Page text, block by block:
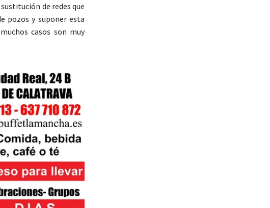
de redes que
pozos y suponer esta
casos son muy